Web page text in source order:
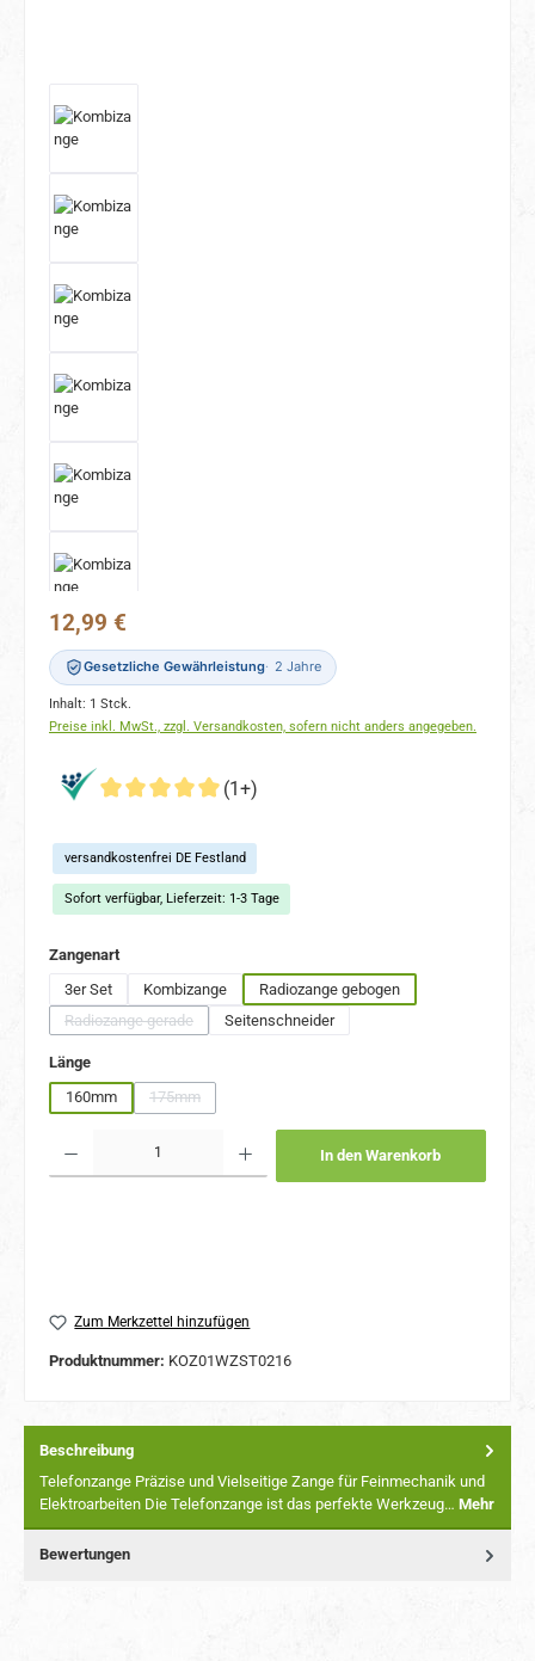
Regulärer Preis:
12,99 €
Gesetzliche Gewährleistung 2 Jahre
Inhalt: 1 Stck.
Preise inkl. MwSt., zzgl. Versandkosten, sofern nicht anders angegeben.
(1+)
versandkostenfrei DE Festland
Sofort verfügbar, Lieferzeit: 1-3 Tage
Zangenartauswählen
3er Set
Kombizange
Radiozange gebogen
Radiozange gerade
(Diese Option ist zurzeit nicht verfügbar.)
Seitenschneider
Längeauswählen
160mm
175mm
(Diese Option ist zurzeit nicht verfügbar.)
In den Warenkorb
Zum Merkzettel hinzufügen
Produktnummer: KOZ01WZST0216
Beschreibung
Telefonzange Präzise und Vielseitige Zange für Feinmechanik und
Elektroarbeiten Die Telefonzange ist das perfekte Werkzeug… Mehr
Bewertungen